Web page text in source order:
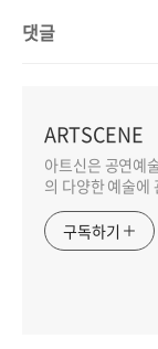
댓글
ARTSCENE
아트신은 공연예
의 다양한 예술에
구독하기